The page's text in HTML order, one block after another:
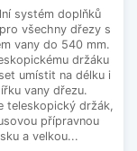
systém doplňků
všechny dřezy s
vany do 540 mm.
držáku
umístit na délku i
vany dřezu.
teleskopický držák,
přípravnou
a velkou...